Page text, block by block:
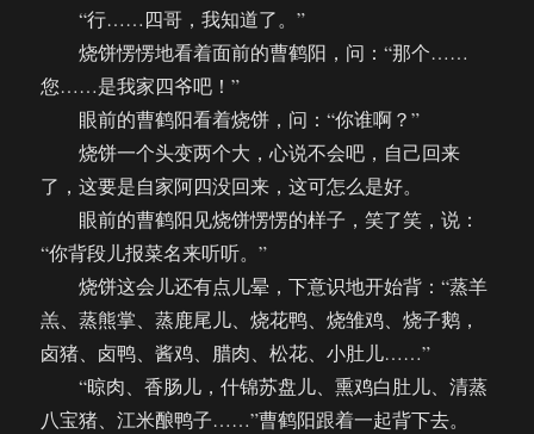
“行……四哥，我知道了。”
烧饼愣愣地看着面前的曹鹤阳，问：“那个……
您……是我家四爷吧！”
眼前的曹鹤阳看着烧饼，问：“你谁啊？”
烧饼一个头变两个大，心说不会吧，自己回来
了，这要是自家阿四没回来，这可怎么是好。
眼前的曹鹤阳见烧饼愣愣的样子，笑了笑，说：
“你背段儿报菜名来听听。”
烧饼这会儿还有点儿晕，下意识地开始背：“蒸羊
羔、蒸熊掌、蒸鹿尾儿、烧花鸭、烧雏鸡、烧子鹅，
卤猪、卤鸭、酱鸡、腊肉、松花、小肚儿……”
“晾肉、香肠儿，什锦苏盘儿、熏鸡白肚儿、清蒸
八宝猪、江米酿鸭子……”曹鹤阳跟着一起背下去。